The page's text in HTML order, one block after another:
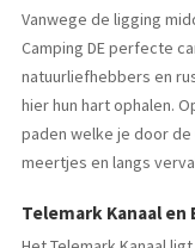
Vanwege de ligging
Camping DE perfecte
natuurliefhebbers en
hier hun hart ophalen.
paden welke je door
meertjes en langs
Telemark Kanaal en